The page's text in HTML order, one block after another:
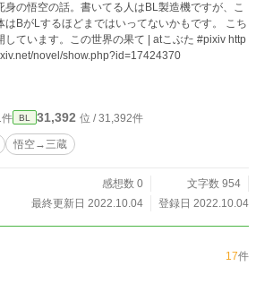
身の悟空の話。書いてる人はBL製造機ですが、こ
はBがLするほどまではいってないかもです。 こち
しています。この世界の果て | atこぶた #pixiv http
novel/show.php?id=17424370
BL 31,392 位 / 31,392件
悟空→三蔵
感想数 0
文字数 954
最終更新日 2022.10.04
登録日 2022.10.04
17件